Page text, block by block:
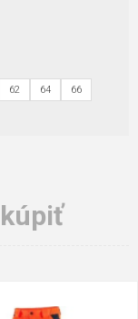
62 64
66